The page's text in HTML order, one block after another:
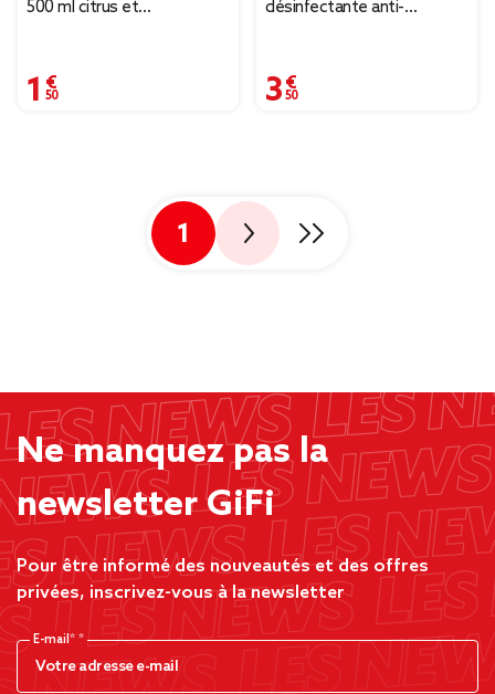
500 ml citrus et
1,50 €
désinfectante anti-
3,50 €
1
Ne manquez pas la
newsletter GiFi
Pour être informé des nouveautés et des offres
privées, inscrivez-vous à la newsletter
E-mail*